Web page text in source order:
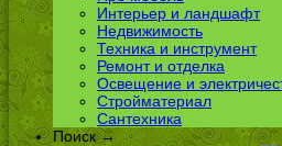
Интерьер и ландшафт
Недвижимость
Техника и инструмент
Ремонт и отделка
Освещение и
Стройматериал
Сантехника
Поиск →